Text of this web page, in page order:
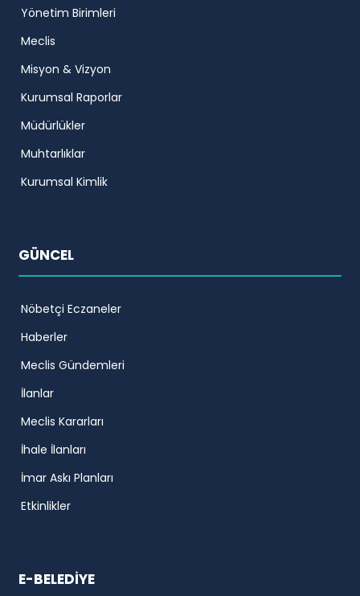
Yönetim Birimleri
Meclis
Misyon & Vizyon
Kurumsal Raporlar
Müdürlükler
Muhtarlıklar
Kurumsal Kimlik
GÜNCEL
Nöbetçi Eczaneler
Haberler
Meclis Gündemleri
İlanlar
Meclis Kararları
İhale İlanları
İmar Askı Planları
Etkinlikler
E-BELEDİYE